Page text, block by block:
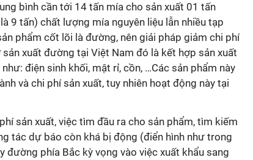
bình cần tới 14 tấn mía cho sản xuất 01 tấn
9 tấn) chất lượng mía nguyên liệu lẫn nhiều tạp
phẩm cốt lõi là đường, nên giải pháp giảm chi phí
xuất đường tại Việt Nam đó là kết hợp sản xuất
điện sinh khối, mật rỉ, cồn, …Các sản phẩm này
và chi phí sản xuất, tuy nhiên hoạt động này tại
sản xuất, việc tìm đầu ra cho sản phẩm, tìm kiếm
tác dự báo còn khá bị động (điển hình như trong
đường phía Bắc kỳ vọng vào việc xuất khẩu sang